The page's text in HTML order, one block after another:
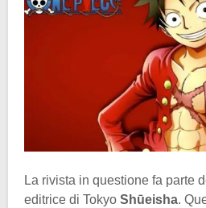
La rivista in questione fa parte
editrice di Tokyo Shūeisha.